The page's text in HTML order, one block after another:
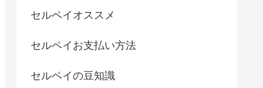
セルペイオススメ
セルペイお支払い方法
セルペイの豆知識